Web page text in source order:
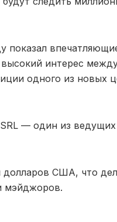
показал
интерес
одного из новых
SRL — один из
США, что
мэйджоров.